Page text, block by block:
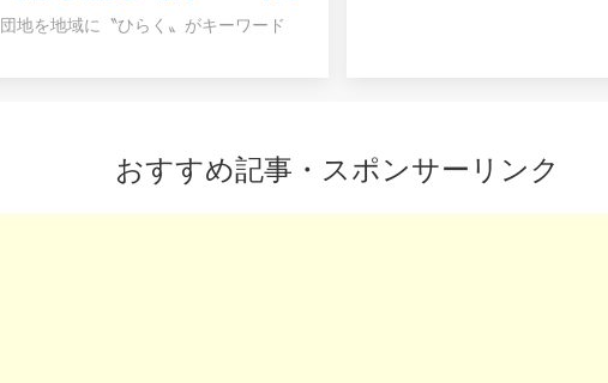
団地を地域に〝ひらく〟がキーワード
おすすめ記事・スポンサーリンク